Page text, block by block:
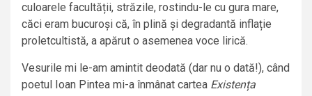
culoarele facultății, străzile, rostindu-le cu gura mare,
căci eram bucuroși că, în plină și degradantă inflație
proletcultistă, a apărut o asemenea voce lirică.
Vesurile mi le-am amintit deodată (dar nu o dată!), când
poetul Ioan Pintea mi-a înmânat cartea Existența